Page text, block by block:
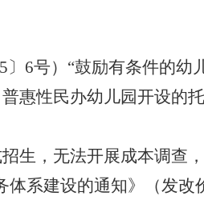
5〕 6号） “鼓励有条件的幼
惠性民办幼儿园开设的
生，无法开展成本调查
体系建设的通知》（发改